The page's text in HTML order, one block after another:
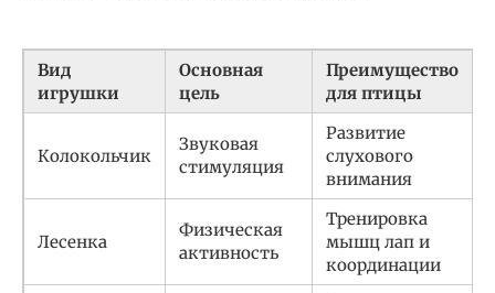
Вид
игрушки
Основная
цель
Преимущество
для птицы
Колокольчик
Звуковая
стимуляция
Развитие
слухового
внимания
Лесенка
Физическая
активность
Тренировка
мышц лап и
координации